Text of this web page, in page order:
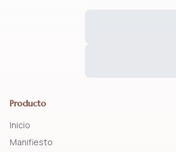
Producto
Inicio
Manifiesto